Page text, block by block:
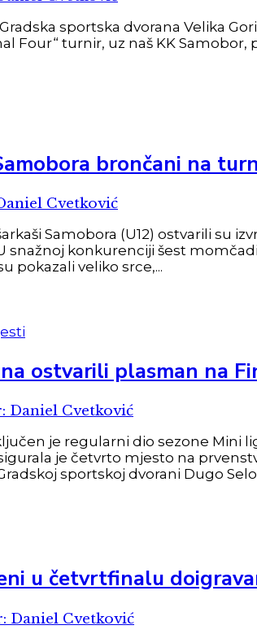
sportska dvorana Velika
Four“ turnir, uz naš KK
brončani na
Cvetković
Samobora (U12) ostvarili su
snažnoj konkurenciji šest
pokazali veliko srce,...
ostvarili plasman na
Daniel Cvetković
je regularni dio sezone Mini
je četvrto mjesto na
sportskoj dvorani Dugo Selo
u četvrtfinalu
Daniel Cvetković